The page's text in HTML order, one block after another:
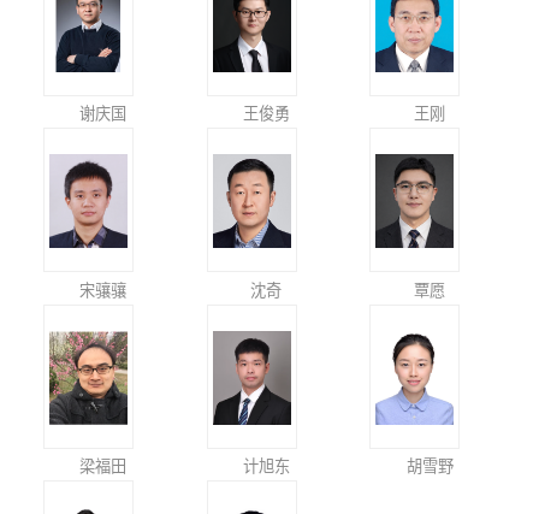
谢庆国 王俊勇 王刚
宋骧骧 沈奇 覃愿
梁福田 计旭东 胡雪野